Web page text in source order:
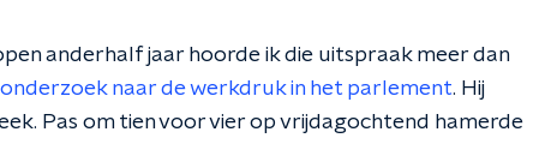
anderhalf jaar hoorde ik die uitspraak meer dan
onderzoek naar de werkdruk in het parlement. Hij
Pas om tien voor vier op vrijdagochtend hamerde